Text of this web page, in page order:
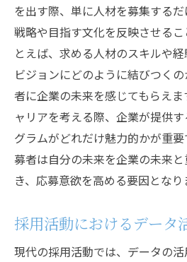
を出す際、単に人材を募集する
戦略や目指す文化を反映させる
とえば、求める人材のスキルや
ビジョンにどのように結びつく
者に企業の未来を感じてもらえ
ャリアを考える際、企業が提供
グラムがどれだけ魅力的かが重
募者は自分の未来を企業の未来
き、応募意欲を高める要因となり
採用活動におけるデータ
現代の採用活動では、データの